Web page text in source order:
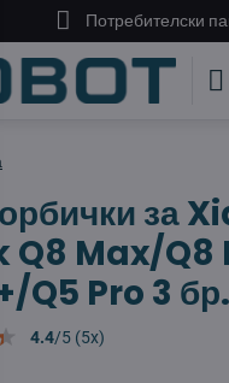
Потребителски
за
Q8 Max/Q8
Q5 Pro 3 бр.
4.4/5 (5x)